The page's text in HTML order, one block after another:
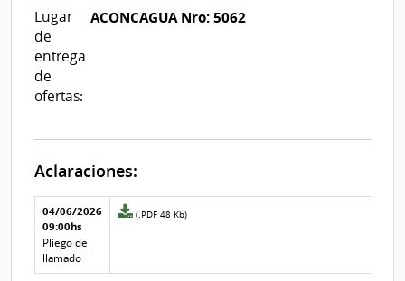
Lugar
de
entrega
de
ofertas:
ACONCAGUA Nro: 5062
Aclaraciones:
Aclaraciones del llamado
Fecha y
texto de
la
aclaración
04/06/2026
09:00hs
Pliego del
llamado
Archivo
aclaración
(.PDF 48 Kb)